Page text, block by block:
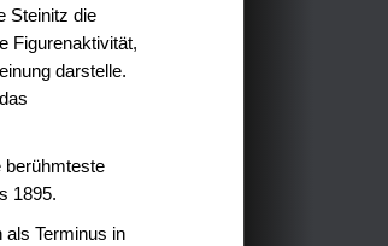
Steinitz die
Figurenaktivität,
darstelle.
berühmteste
1895.
als Terminus in